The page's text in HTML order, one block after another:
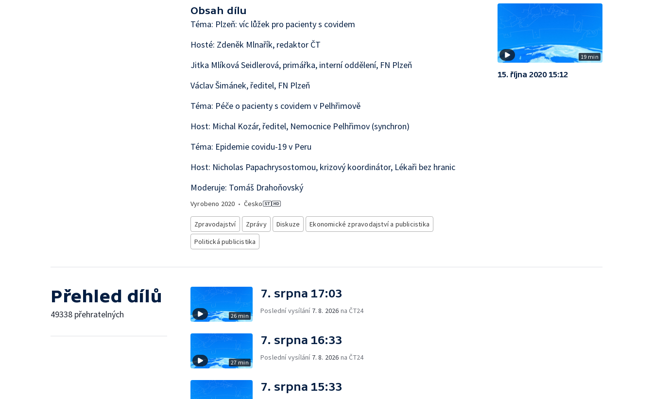
Obsah dílu
Téma: Plzeň: víc lůžek pro pacienty s covidem
Hosté: Zdeněk Mlnařík, redaktor ČT
Jitka Mlíková Seidlerová, primářka, interní oddělení, FN Plzeň
Václav Šimánek, ředitel, FN Plzeň
Téma: Péče o pacienty s covidem v Pelhřimově
Host: Michal Kozár, ředitel, Nemocnice Pelhřimov (synchron)
Téma: Epidemie covidu-19 v Peru
Host: Nicholas Papachrysostomou, krizový koordinátor, Lékaři bez hranic
Moderuje: Tomáš Drahoňovský
Vyrobeno 2020 • Česko
Zpravodajství Zprávy Diskuze
Ekonomické zpravodajství a publicistika
Politická publicistika
19 min
15. října 2020 15:12
Přehled dílů
49338 přehratelných 26 min
7. srpna 17:03
Poslední vysílání 7. 8. 2026 na ČT24
27 min
7. srpna 16:33
Poslední vysílání 7. 8. 2026 na ČT24
7. srpna 15:33